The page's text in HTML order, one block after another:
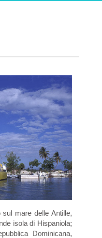
mare delle Antille,
isola di Hispaniola;
Dominicana,